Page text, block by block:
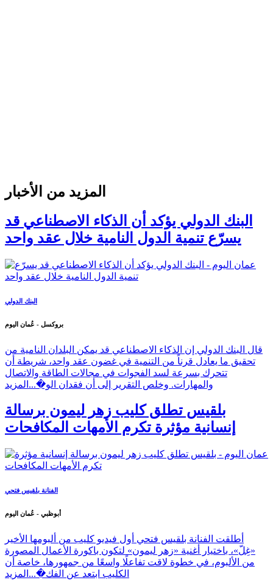
المزيد من الأخبار
البنك الدولي يؤكد أن الذكاء الاصطناعي قد
يسرّع تنمية الدول النامية خلال عقد واحد
البنك الدولي
بروكسل - عُمان اليوم
قال البنك الدولي إن الذكاء الاصطناعي قد يمكن البلدان النامية من
تحقيق ما يعادل قرناً من التنمية في غضون عقد واحد، شريطة أن
تتحرك بسرعة لسد الفجوات في مجالات الطاقة والاتصال
والمهارات. وخلص التقرير إلى أن فقدان الو�... المزيد
بلقيس تطلق كليب زهر ليمون برسالة
إنسانية مؤثرة تكرم الأمهات المكافحات
الفنانة بلقيس فتحي
أبوظبي - عُمان اليوم
أطلقت الفنانة بلقيس فتحي أول فيديو كليب من ألبومها الأخير
«غِلّ»، باختيار أغنية «زهر ليمون» لتكون باكورة الأعمال المصورة
من الألبوم، في خطوة لاقت تفاعلًا واسعًا من جمهورها، خاصة أن
الكليب ابتعد عن الفك�... المزيد